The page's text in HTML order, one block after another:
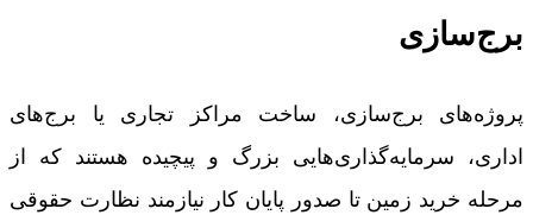
برج‌سازی
پروژه‌های برج‌سازی، ساخت مراکز تجاری یا برج‌های
اداری، سرمایه‌گذاری‌هایی بزرگ و پیچیده هستند که از
مرحله خرید زمین تا صدور پایان کار نیازمند نظارت حقوقی